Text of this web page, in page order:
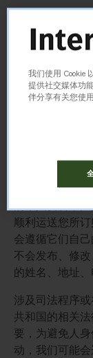
处理您个人信息
我们严格遵照
们所掌握的用
子邮箱或其他
所要求的商品
录反馈情况。
站，努力让您
在业务运作过
的个人资料，
顺利运送您所
会遵循它们自
不会发布、修
的姓名、地址
涉及司法程序
共和国的相关
要，为避免人
动，我们可能会
我们使用 Cookie
提供社交媒体功
伴分享有关您使